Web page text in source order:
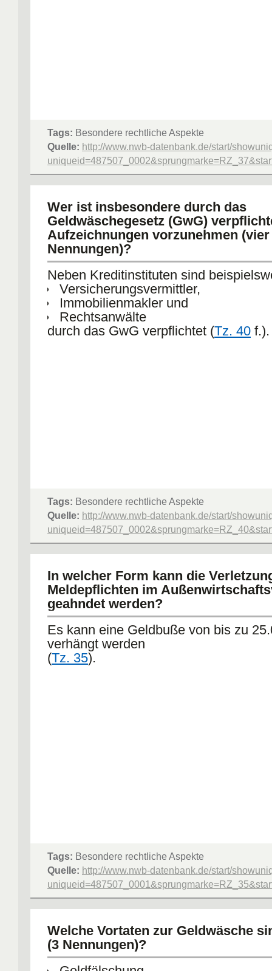
Tags: Besondere rechtliche Aspekte
Quelle: http://www.nwb-datenbank.de/start/
Wer ist insbesondere durch das
Geldwäschegesetz (GwG)
Aufzeichnungen vorzunehmen (vier
Nennungen)?
Neben Kreditinstituten sind
Versicherungsvermittler,
Immobilienmakler und
Rechtsanwälte
durch das GwG verpflichtet (Tz. 40 f.).
Tags: Besondere rechtliche Aspekte
Quelle: http://www.nwb-datenbank.de/start/
In welcher Form kann die
Meldepflichten im
geahndet werden?
Es kann eine Geldbuße von bis zu
verhängt werden
(Tz. 35).
Tags: Besondere rechtliche Aspekte
Quelle: http://www.nwb-datenbank.de/start/
Welche Vortaten zur Geldwäsche
(3 Nennungen)?